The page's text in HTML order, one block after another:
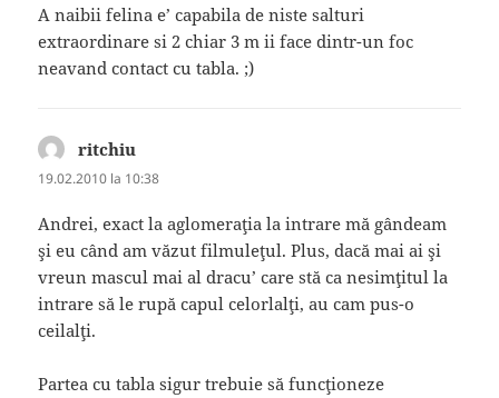
A naibii felina e’ capabila de niste salturi
extraordinare si 2 chiar 3 m ii face dintr-un foc
neavand contact cu tabla. ;)
ritchiu
19.02.2010 la 10:38
Andrei, exact la aglomeraţia la intrare mă gândeam
şi eu când am văzut filmuleţul. Plus, dacă mai ai şi
vreun mascul mai al dracu’ care stă ca nesimţitul la
intrare să le rupă capul celorlalţi, au cam pus-o
ceilalţi.
Partea cu tabla sigur trebuie să funcţioneze